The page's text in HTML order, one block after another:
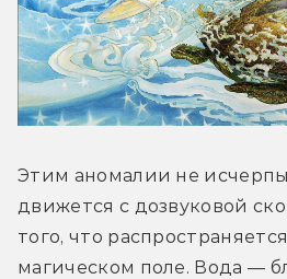
Этим аномалии не
движется с дозвуковой
того, что
магическом поле. Вода —